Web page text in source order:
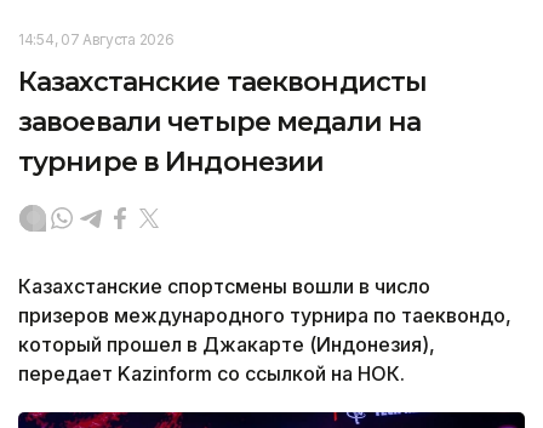
14:54, 07 Августа 2026
Казахстанские таеквондисты
завоевали четыре медали на
турнире в Индонезии
Казахстанские спортсмены вошли в число
призеров международного турнира по таеквондо,
который прошел в Джакарте (Индонезия),
передает Kazinform со ссылкой на НОК.